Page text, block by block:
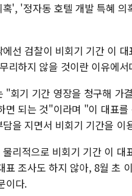
', '정자동 호텔 개발 특혜
선 검찰이 비회기 기간 이
리하지 않을 것이란 이유에서
"회기 기간 영장을 청구해 가
면 되는 것"이라며 "이 대표
을 지면서 비회기 기간을
리적으로 비회기 기간 이
표 조사도 하지 않아, 8월 초
이다.